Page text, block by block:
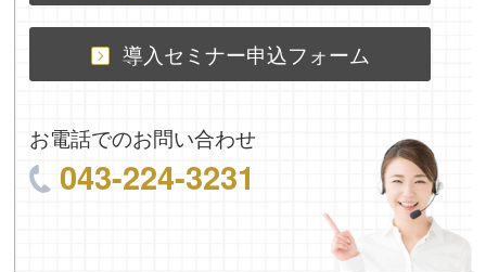
導入セミナー申込フォーム
お電話でのお問い合わせ
043-224-3231